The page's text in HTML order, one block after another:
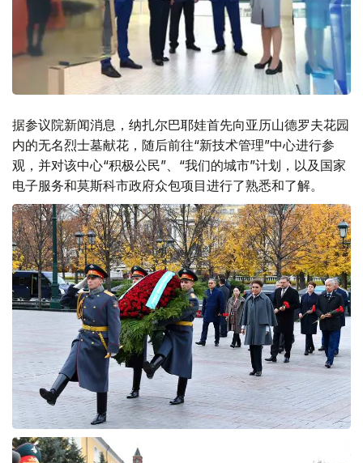
据参议院新闻消息，纳扎尔巴耶娃首先向亚历山德罗夫花园
内的无名烈士墓献花，随后前往“新技术管理”中心进行参
观，并对该中心“积极公民”、“我们的城市”计划，以及国家
电子服务和莫斯科市政府众包项目进行了熟悉和了解。